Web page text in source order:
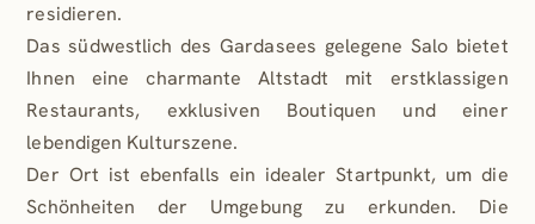
residieren.
Das südwestlich des Gardasees gelegene Salo bietet
Ihnen eine charmante Altstadt mit erstklassigen
Restaurants, exklusiven Boutiquen und einer
lebendigen Kulturszene.
Der Ort ist ebenfalls ein idealer Startpunkt, um die
Schönheiten der Umgebung zu erkunden. Die